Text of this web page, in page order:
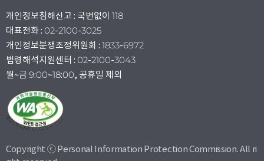
개인정보침해신고 : 국번없이 118
대표전화 : 02-2100-3025
개인정보분쟁조정위원회 : 1833-6972
법령해석지원센터 : 02-2100-3043
월~금 9:00~18:00, 공휴일 제외
Copyright ⓒ Personal Information Protection Commission. All ri